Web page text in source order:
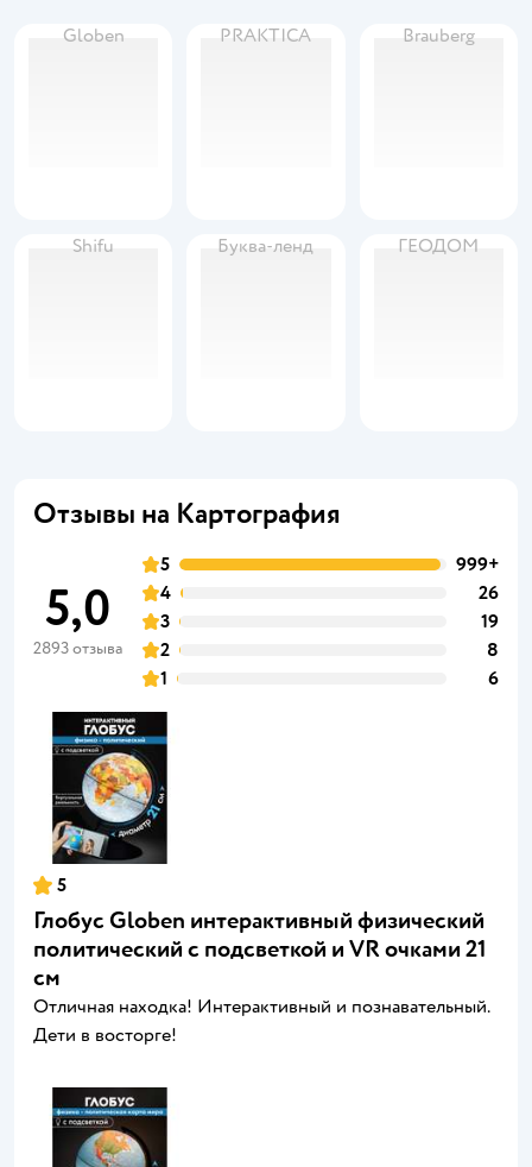
Globen PRAKTICA Brauberg
Shifu Буква-ленд ГЕОДОМ
Отзывы на Картография
5,0
2893 отзыва
5
999+
4
26
3
19
2
8
1
6
5
Глобус Globen интерактивный физический
политический с подсветкой и VR очками 21
см
Отличная находка! Интерактивный и познавательный.
Дети в восторге!